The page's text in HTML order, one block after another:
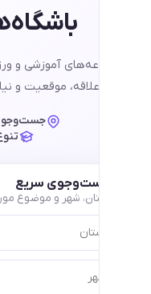
باشگاه‌های
آموزشی و ورزشی شهر را
موقعیت و نیازتان بهترین
جست‌وجوی دقیق در
تنوع آموزشگاه و
سریع
شهر و موضوع موردنظرتان را